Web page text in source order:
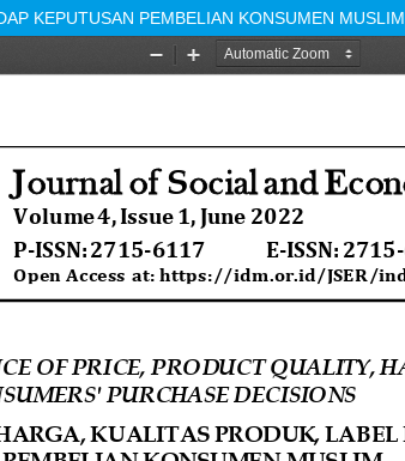
KEPUTUSAN PEMBELIAN KONSUMEN MUSLIM